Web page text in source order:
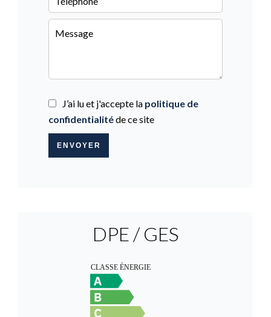
J’ai lu et j'accepte la politique de
confidentialitéde ce site
ENVOYER
DPE / GES